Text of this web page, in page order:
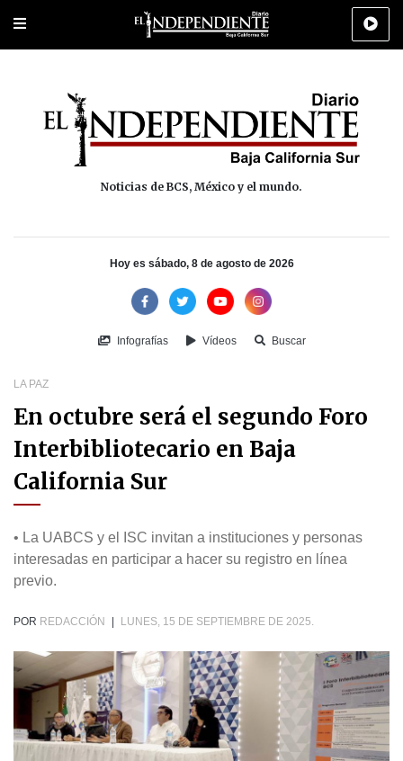
Portada Los Cabos Policiaca Deportes Cultura
Noticias de BCS, México y el mundo.
Hoy es sábado, 8 de agosto de 2026
Infografías Vídeos Buscar
LA PAZ
En octubre será el segundo Foro
Interbibliotecario en Baja
California Sur
• La UABCS y el ISC invitan a instituciones y personas
interesadas en participar a hacer su registro en línea
previo.
POR REDACCIÓN LUNES, 15 DE SEPTIEMBRE DE 2025.